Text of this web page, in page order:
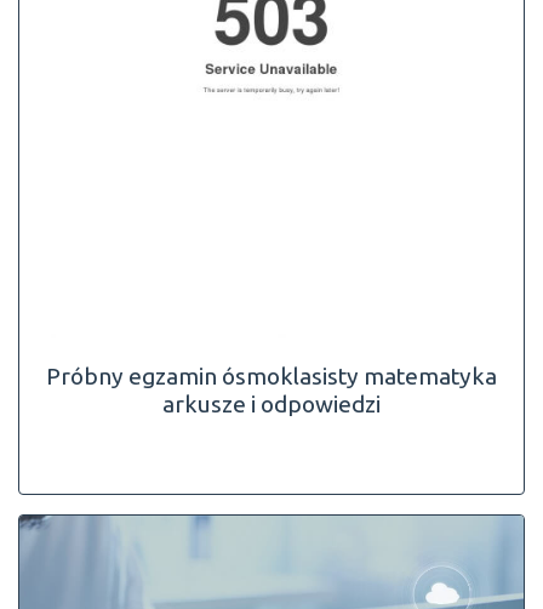
Próbny egzamin ósmoklasisty matematyka
arkusze i odpowiedzi